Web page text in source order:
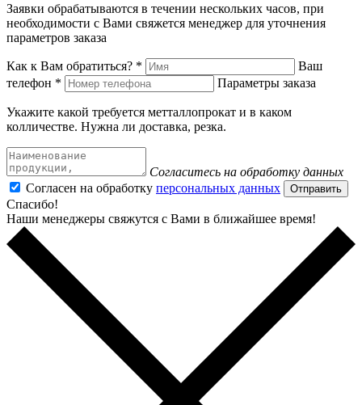
Заявки обрабатываются в течении нескольких часов, при
необходимости с Вами свяжется менеджер для уточнения
параметров заказа
Как к Вам обратиться? *
Ваш
телефон *
Параметры заказа
Укажите какой требуется метталлопрокат и в каком
колличестве. Нужна ли доставка, резка.
Согласитесь на обработку данных
Согласен на обработку персональных данных Отправить
Спасибо!
Наши менеджеры свяжутся с Вами в ближайшее время!